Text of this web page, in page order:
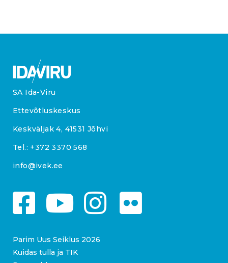
SA Ida-Viru
Ettevõtluskeskus
Keskväljak 4, 41531 Jõhvi
Tel.: +372 3370 568
info@ivek.ee
Parim Uus Seiklus 2026
Kuidas tulla ja TIK